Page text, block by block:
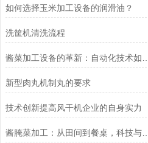
如何选择玉米加工设备的润滑油？
洗筐机清洗流程
新型肉丸机制丸的要求
技术创新提高风干机企业的自身实力
酱腌菜加工：从田间到餐桌，科技与传统的融合